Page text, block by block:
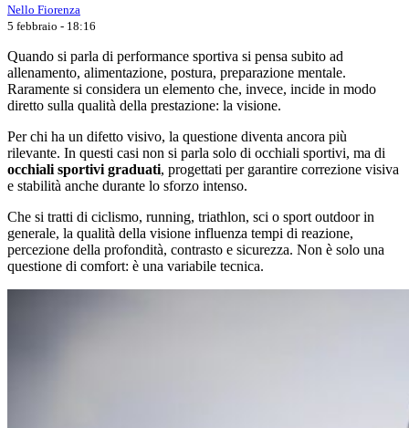
Nello Fiorenza
5 febbraio - 18:16
Quando si parla di performance sportiva si pensa subito ad
allenamento, alimentazione, postura, preparazione mentale.
Raramente si considera un elemento che, invece, incide in modo
diretto sulla qualità della prestazione: la visione.
Per chi ha un difetto visivo, la questione diventa ancora più
rilevante. In questi casi non si parla solo di occhiali sportivi, ma di
occhiali sportivi graduati, progettati per garantire correzione visiva
e stabilità anche durante lo sforzo intenso.
Che si tratti di ciclismo, running, triathlon, sci o sport outdoor in
generale, la qualità della visione influenza tempi di reazione,
percezione della profondità, contrasto e sicurezza. Non è solo una
questione di comfort: è una variabile tecnica.